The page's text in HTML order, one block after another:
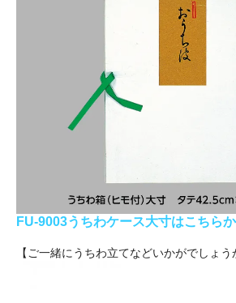
FU-9003うちわケース大寸はこちら
【ご一緒にうちわ立てなどいかがでしょう